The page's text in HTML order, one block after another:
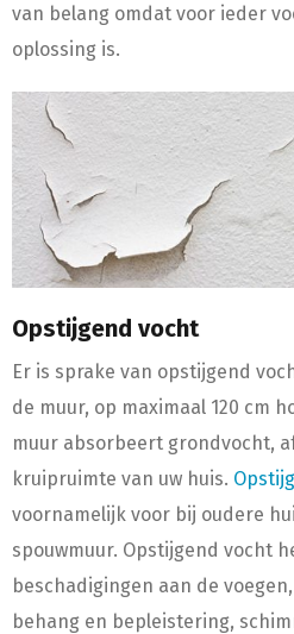
van belang omdat voor ieder
oplossing is.
Opstijgend vocht
Er is sprake van opstijgend
de muur, op maximaal 120 cm
muur absorbeert grondvocht,
kruipruimte van uw huis.
voornamelijk voor bij oudere
spouwmuur. Opstijgend vocht
beschadigingen aan de
behang en bepleistering,